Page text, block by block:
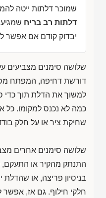
שמוכר דלתות ייטה
דלתות רב בריח
יבדוק קודם אם אפשר
שלושה סימנים מצביעים
דורשת דחיפה, המפתח
למשוך את הדלת תוך כדי
כמה לא נכנס למקומו. כל
שחיקת ציר או על חלק
שלושה סימנים אחרים
התנתק מהקיר או התעקם,
בניסיון פריצה, או שהדלת
חלקי חילוף. גם אז,